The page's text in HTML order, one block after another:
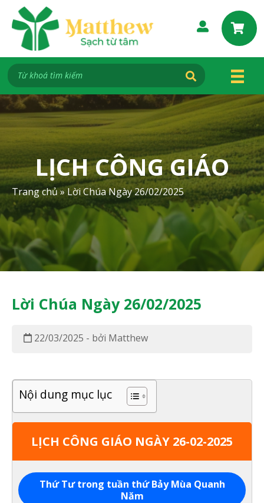
c
e
n
t
LỊCH CÔNG GIÁO
Trang chủ»Lời Chúa Ngày 26/02/2025
Lời Chúa Ngày 26/02/2025
22/03/2025 - bởi Matthew
Nội dung mục lục
LỊCH CÔNG GIÁO NGÀY 26-02-2025
Thứ Tư trong tuần thứ Bảy Mùa Quanh
Năm